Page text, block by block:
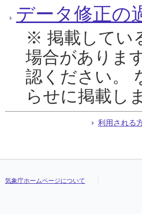
データ修正の
※ 掲載してい
場合がありま
認ください。
らせに掲載し
利用される
気象庁ホームページについて